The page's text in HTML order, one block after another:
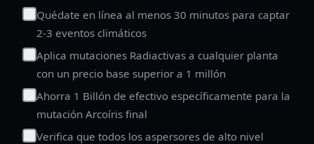
Quédate en línea al menos 30 minutos para captar
2-3 eventos climáticos
Aplica mutaciones Radiactivas a cualquier planta
con un precio base superior a 1 millón
Ahorra 1 Billón de efectivo específicamente para la
mutación Arcoíris final
Verifica que todos los aspersores de alto nivel